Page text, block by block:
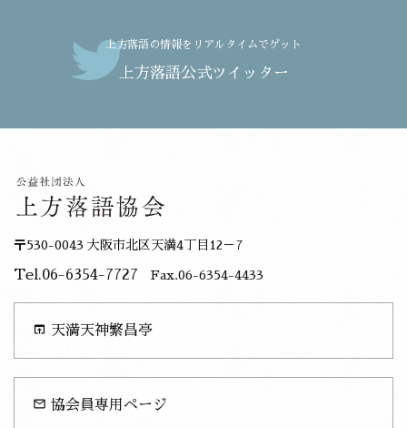
上方落語の情報をリアルタイムでゲット
上方落語公式ツイッター
〒530-0043 大阪市北区天満4丁目12－7
Tel.06-6354-7727 Fax.06-6354-4433
open_in_browser 天満天神繁昌亭
mail_outline 協会員専用ページ